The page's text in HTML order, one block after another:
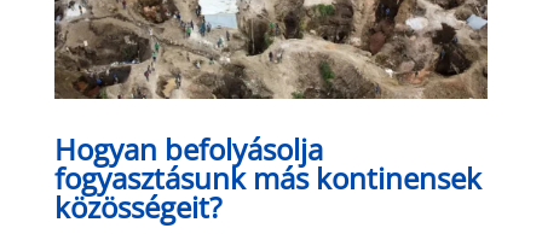
Hogyan befolyásolja
fogyasztásunk más kontinensek
közösségeit?